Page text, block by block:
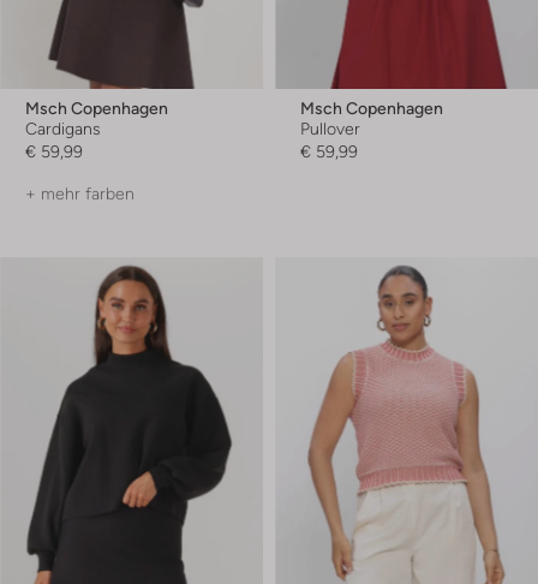
Msch Copenhagen
Cardigans
€ 59,99
+ mehr farben
Msch Copenhagen
Pullover
€ 59,99